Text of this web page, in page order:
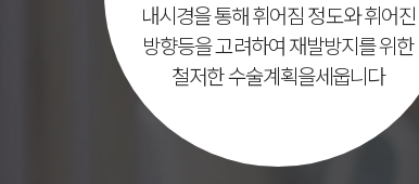
내시경을 통해 휘어짐 정도와 휘어진
방향등을 고려하여 재발방지를 위한
철저한 수술계획을세웁니다